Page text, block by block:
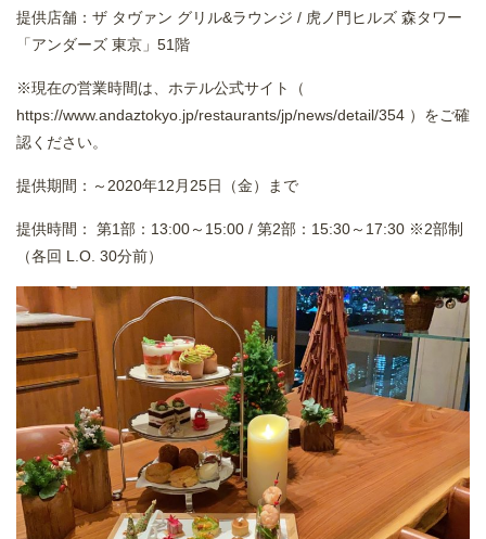
提供店舗：ザ タヴァン グリル&ラウンジ / 虎ノ門ヒルズ 森タワー
「アンダーズ 東京」51階
※現在の営業時間は、ホテル公式サイト（
https://www.andaztokyo.jp/restaurants/jp/news/detail/354 ）をご確
認ください。
提供期間：～2020年12月25日（金）まで
提供時間： 第1部：13:00～15:00 / 第2部：15:30～17:30 ※2部制
（各回 L.O. 30分前）